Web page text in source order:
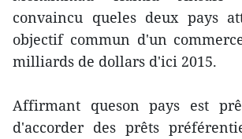
convaincu queles deux pays
objectif commun d'un
milliards de dollars d'ici 2015.
Affirmant queson pays est
d'accorder des prêts